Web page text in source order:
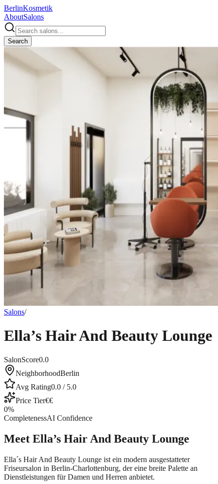
BerlinKosmetik
AboutSalons
Search
Salons/
Ella’s Hair And Beauty Lounge
SalonScore0.0
NeighborhoodBerlin
Avg Rating0.0 / 5.0
Price Tier€€
0%
CompletenessAI Confidence
Meet Ella’s Hair And Beauty Lounge
Ella´s Hair And Beauty Lounge ist ein modern ausgestatteter
Friseursalon in Berlin-Charlottenburg, der eine breite Palette an
Dienstleistungen für Damen und Herren anbietet.